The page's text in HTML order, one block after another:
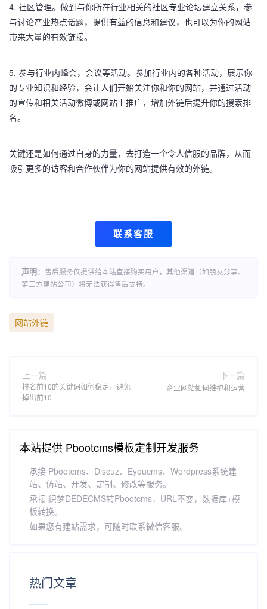
4. 社区管理。做到与你所在行业相关的社区专业论坛建立关系，参
与讨论产业热点话题，提供有益的信息和建议，也可以为你的网站
带来大量的有效链接。
5. 参与行业内峰会，会议等活动。参加行业内的各种活动，展示你
的专业知识和经验，会让人们开始关注你和你的网站，并通过活动
的宣传和相关活动微博或网站上推广，增加外链后提升你的搜索排
名。
关键还是如何通过自身的力量，去打造一个令人信服的品牌，从而
吸引更多的访客和合作伙伴为你的网站提供有效的外链。
联系客服
声明： 售后服务仅提供给本站直接购买用户，其他渠道（如朋友分享、
第三方建站公司）将无法获得售后支持。
网站外链
上一篇
排名前10的关键词如何稳定，避免
掉出前10
下一篇
企业网站如何维护和运营
本站提供 Pbootcms模板定制开发服务
承接 Pbootcms、Discuz、Eyoucms、Wordpress系统建
站、仿站、开发、定制、修改等服务。
承接 织梦DEDECMS转Pbootcms，URL不变，数据库+模
板转换。
如果您有建站需求，可随时联系微信客服。
热门文章